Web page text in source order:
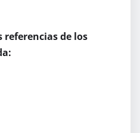
referencias de los